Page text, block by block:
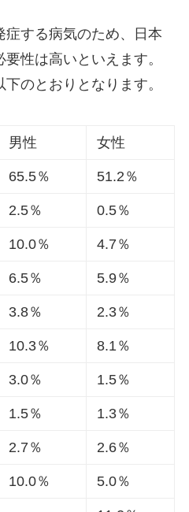
症する病気のため、日本
性は高いといえます。
のとおりとなります。
男性 女性
65.5％ 51.2％
2.5％ 0.5％
10.0％ 4.7％
6.5％ 5.9％
3.8％ 2.3％
10.3％ 8.1％
3.0％ 1.5％
1.5％ 1.3％
2.7％ 2.6％
10.0％ 5.0％